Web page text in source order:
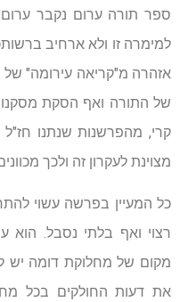
ספר תורה ערום נקבר
למימרה זו ולא ארחיב
אזהרה מ"קריאה עירומה" של
של התורה ואף הסקת
קרי, מהפרשנות שנתנו חז"ל
מצוינת לעקרון זה ולכך
כל המעיין בפרשה עשוי
רצוי ואף בלתי נסבל. הוא
מקום של מחלוקת דומה יש
את דעות החולקים בכל